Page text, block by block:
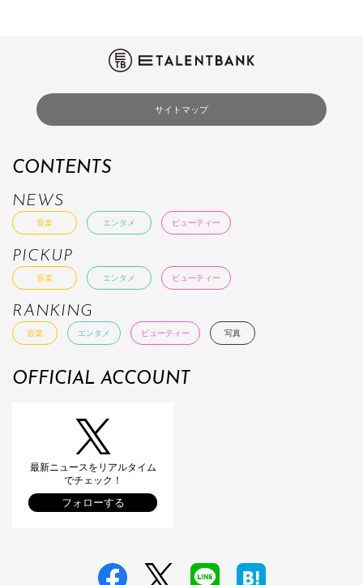
サイトマップ
CONTENTS
NEWS
音楽 エンタメ ビューティー
PICKUP
音楽 エンタメ ビューティー
RANKING
音楽 エンタメ ビューティー 写真
OFFICIAL ACCOUNT
最新ニュースをリアルタイム
でチェック！
フォローする